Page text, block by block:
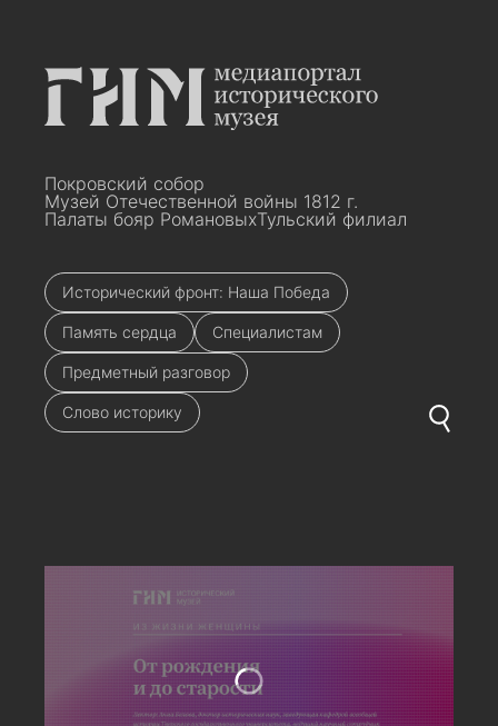
Покровский собор
Музей Отечественной войны 1812 г.
Палаты бояр РомановыхТульский филиал
Исторический фронт: Наша Победа
Память сердца Специалистам
Предметный разговор
Слово историку